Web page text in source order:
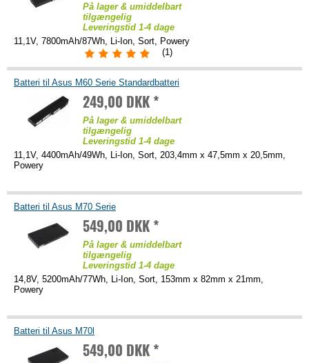
På lager & umiddelbart
tilgængelig
Leveringstid 1-4 dage
11,1V, 7800mAh/87Wh, Li-Ion, Sort, Powery
(1)
Batteri til Asus M60 Serie Standardbatteri
249,00 DKK *
På lager & umiddelbart
tilgængelig
Leveringstid 1-4 dage
11,1V, 4400mAh/49Wh, Li-Ion, Sort, 203,4mm x 47,5mm x 20,5mm,
Powery
Batteri til Asus M70 Serie
549,00 DKK *
På lager & umiddelbart
tilgængelig
Leveringstid 1-4 dage
14,8V, 5200mAh/77Wh, Li-Ion, Sort, 153mm x 82mm x 21mm,
Powery
Batteri til Asus M70l
549,00 DKK *